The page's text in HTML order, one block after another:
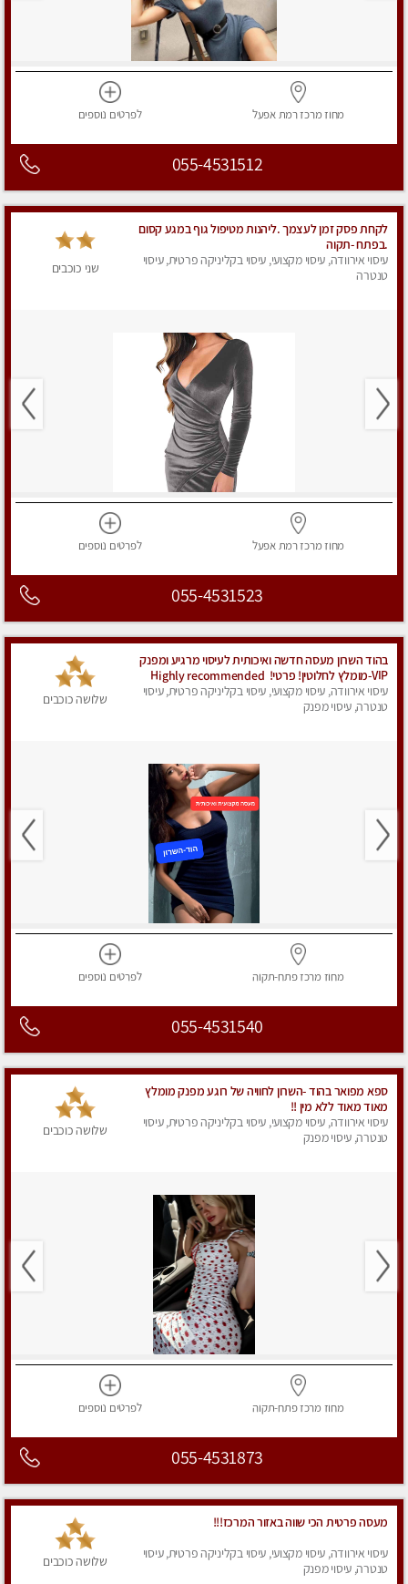
מחוז מרכזרמת אפעל לפרטים נוספים
055-4531512
לקחת פסק זמן לעצמך .ליהנות מטיפול גוף במגע קסום
.בפתח -תקוה
עיסוי אירוודה, עיסוי מקצועי, עיסוי בקליניקה פרטית, עיסוי
טנטרה
שני כוכבים
מחוז מרכזרמת אפעל לפרטים נוספים
055-4531523
בהוד השרון מעסה חדשה ואיכותית לעיסוי מרגיע ומפנק
VIP-מומלץ לחלוטין! פרטי! ​​​​​​ Highly recommended
עיסוי אירוודה, עיסוי מקצועי, עיסוי בקליניקה פרטית, עיסוי
טנטרה, עיסוי מפנק
שלושה כוכבים
מחוז מרכזפתח-תקוה לפרטים נוספים
055-4531540
ספא מפואר בהוד -השרון לחוויה של רוגע מפנק מומלץ
מאוד מאוד ללא מין !!
עיסוי אירוודה, עיסוי מקצועי, עיסוי בקליניקה פרטית, עיסוי
טנטרה, עיסוי מפנק
שלושה כוכבים
מחוז מרכזפתח-תקוה לפרטים נוספים
055-4531873
מעסה פרטית הכי שווה באזור המרכז!!!
עיסוי אירוודה, עיסוי מקצועי, עיסוי בקליניקה פרטית, עיסוי
טנטרה, עיסוי מפנק
שלושה כוכבים